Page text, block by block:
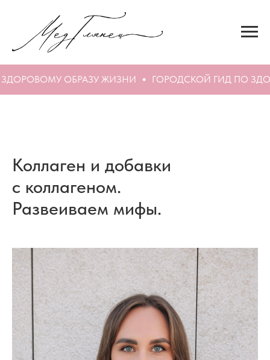
ОБРАЗУ ЖИЗНИ ГОРОДСКОЙ ГИД ПО
Коллаген и добавки
с коллагеном.
Развеиваем мифы.